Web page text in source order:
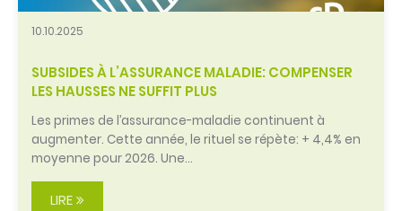
10.10.2025
SUBSIDES À L’ASSURANCE MALADIE: COMPENSER
LES HAUSSES NE SUFFIT PLUS
Les primes de l’assurance-maladie continuent à
augmenter. Cette année, le rituel se répète: + 4,4% en
moyenne pour 2026. Une…
LIRE